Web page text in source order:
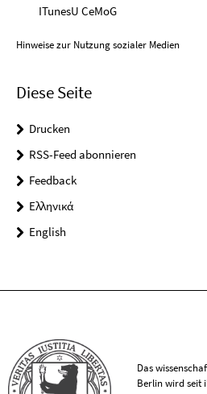
ITunesU CeMoG
Hinweise zur Nutzung sozialer Medien
Diese Seite
Drucken
RSS-Feed abonnieren
Feedback
Ελληνικά
English
Das
Berlin wird seit